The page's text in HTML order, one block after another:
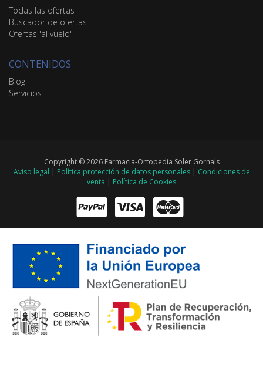
Todas las ofertas
Buscador de ofertas
Ofertas 'al vuelo'
CONTENIDOS
Blog
Servicios
Copyright © 2026 Farmacia-Ortopedia Soler Gornals
Aviso legal | Política protección de datos personales| Condiciones de
venta | Política de Cookies